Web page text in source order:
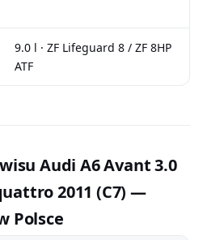
9.0 l · ZF Lifeguard 8 / ZF 8HP
ATF
Audi A6 Avant 3.0
2011 (C7) —
Polsce